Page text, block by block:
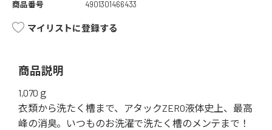
商品番号
4901301466433
マイリストに登録する
商品説明
1,070ｇ
衣類から洗たく槽まで、アタックZERO液体史上、最高
峰の消臭。いつものお洗濯で洗たく槽のメンテまで！